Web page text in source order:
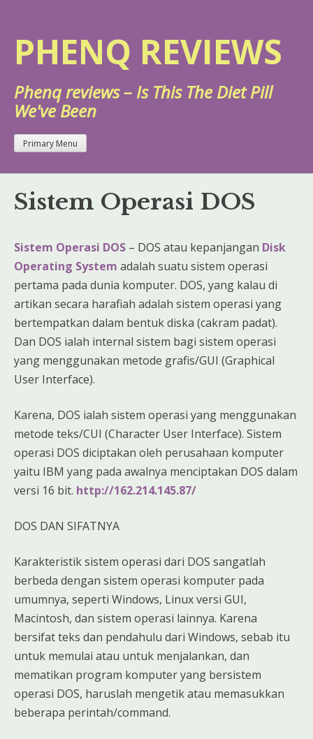
content
PHENQ REVIEWS
Phenq reviews – Is This The Diet Pill
We've Been
Primary Menu
Sistem Operasi DOS
Sistem Operasi DOS – DOS atau kepanjangan Disk
Operating System adalah suatu sistem operasi
pertama pada dunia komputer. DOS, yang kalau di
artikan secara harafiah adalah sistem operasi yang
bertempatkan dalam bentuk diska (cakram padat).
Dan DOS ialah internal sistem bagi sistem operasi
yang menggunakan metode grafis/GUI (Graphical
User Interface).
Karena, DOS ialah sistem operasi yang menggunakan
metode teks/CUI (Character User Interface). Sistem
operasi DOS diciptakan oleh perusahaan komputer
yaitu IBM yang pada awalnya menciptakan DOS dalam
versi 16 bit. http://162.214.145.87/
DOS DAN SIFATNYA
Karakteristik sistem operasi dari DOS sangatlah
berbeda dengan sistem operasi komputer pada
umumnya, seperti Windows, Linux versi GUI,
Macintosh, dan sistem operasi lainnya. Karena
bersifat teks dan pendahulu dari Windows, sebab itu
untuk memulai atau untuk menjalankan, dan
mematikan program komputer yang bersistem
operasi DOS, haruslah mengetik atau memasukkan
beberapa perintah/command.